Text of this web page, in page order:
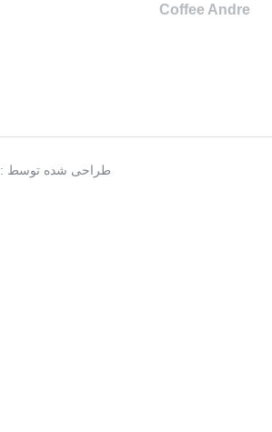
Coffee Andre
طراحی شده توسط :